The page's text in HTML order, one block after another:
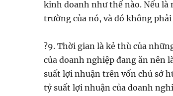
kinh doanh như thế nào. Nếu là
trường của nó, và đó không
?9. Thời gian là kẻ thù của
của doanh nghiệp đang ăn nên
suất lợi nhuận trên vốn chủ sở
tỷ suất lợi nhuận của doanh